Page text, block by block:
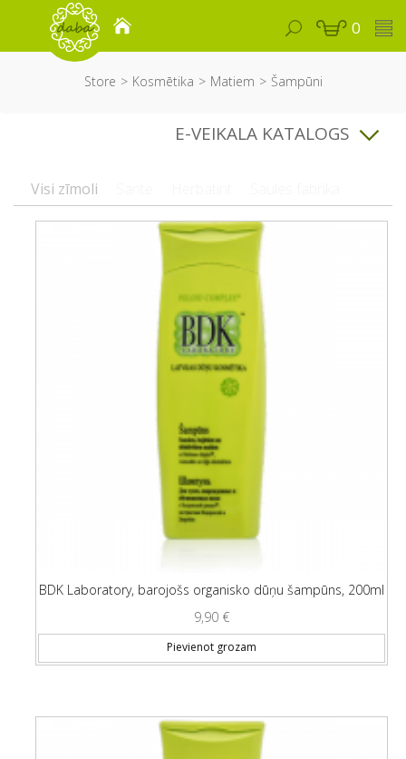
0
Store Kosmētika Matiem Šampūni
E-VEIKALA KATALOGS
Visi zīmoli
BDK Laboratory, barojošs organisko dūņu šampūns, 200ml
9,90 €
Pievienot grozam